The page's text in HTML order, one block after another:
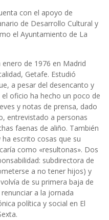
con el apoyo de
de Desarrollo Cultural y
el Ayuntamiento de La
de 1976 en Madrid
Getafe. Estudió
a pesar del desencanto y
oficio ha hecho un poco de
y notas de prensa, dado
entrevistado a personas
faenas de aliño. También
escrito cosas que su
como «resultonas». Dos
subdirectora de
a no tener hijos) y
de su primera baja de
a la jornada
política y social en El